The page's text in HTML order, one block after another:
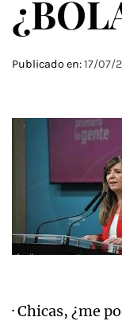
Publicado en:17/07/
· Chicas, ¿me